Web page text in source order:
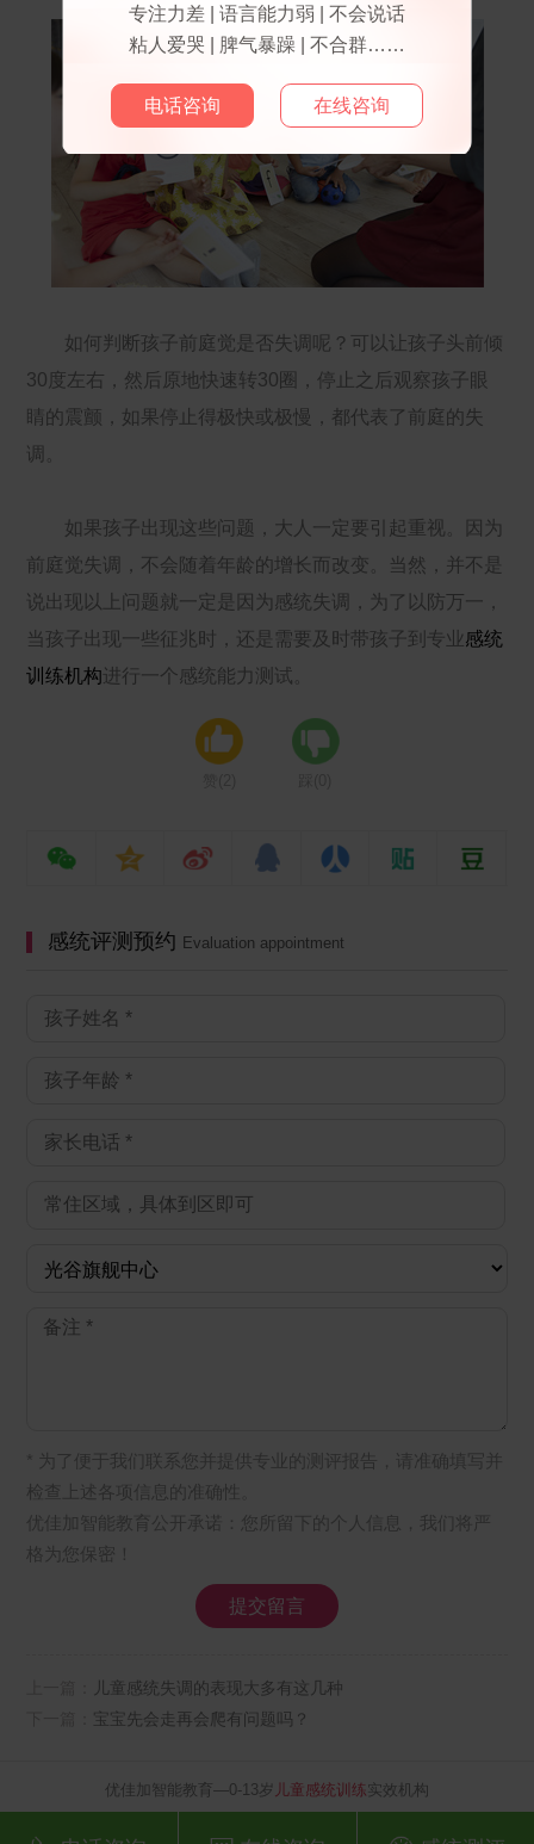
如何判断孩子前庭觉是否失调呢？可以让孩子头前倾
30度左右，然后原地快速转30圈，停止之后观察孩子眼
睛的震颤，如果停止得极快或极慢，都代表了前庭的失
调。
如果孩子出现这些问题，大人一定要引起重视。因为
前庭觉失调，不会随着年龄的增长而改变。当然，并不是
说出现以上问题就一定是因为感统失调，为了以防万一，
当孩子出现一些征兆时，还是需要及时带孩子到专业感统
训练机构进行一个感统能力测试。
感统评测预约 Evaluation appointment
* 为了便于我们联系您并提供专业的测评报告，请准确填写并
检查上述各项信息的准确性。
优佳加智能教育公开承诺：您所留下的个人信息，我们将严
格为您保密！
儿童感统失调的表现大多有这几种
宝宝先会走再会爬有问题吗？
优佳加智能教育—0-13岁 儿童感统训练实效机构
专注力差 | 语言能力弱 | 不会说话
粘人爱哭 | 脾气暴躁 | 不合群……
电话咨询 在线咨询